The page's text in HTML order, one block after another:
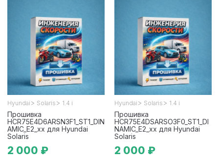
Hyundai > Solaris > 1.4 i
Прошивка
HCR75E4D6ARSN3F1_ST1_DIN
AMIC_E2_xx для Hyundai
Solaris
2 000 ₽
Hyundai > Solaris > 1.4 i
Прошивка
HCR75E4DSARSO3F0_ST1_DI
NAMIC_E2_xx для Hyundai
Solaris
2 000 ₽